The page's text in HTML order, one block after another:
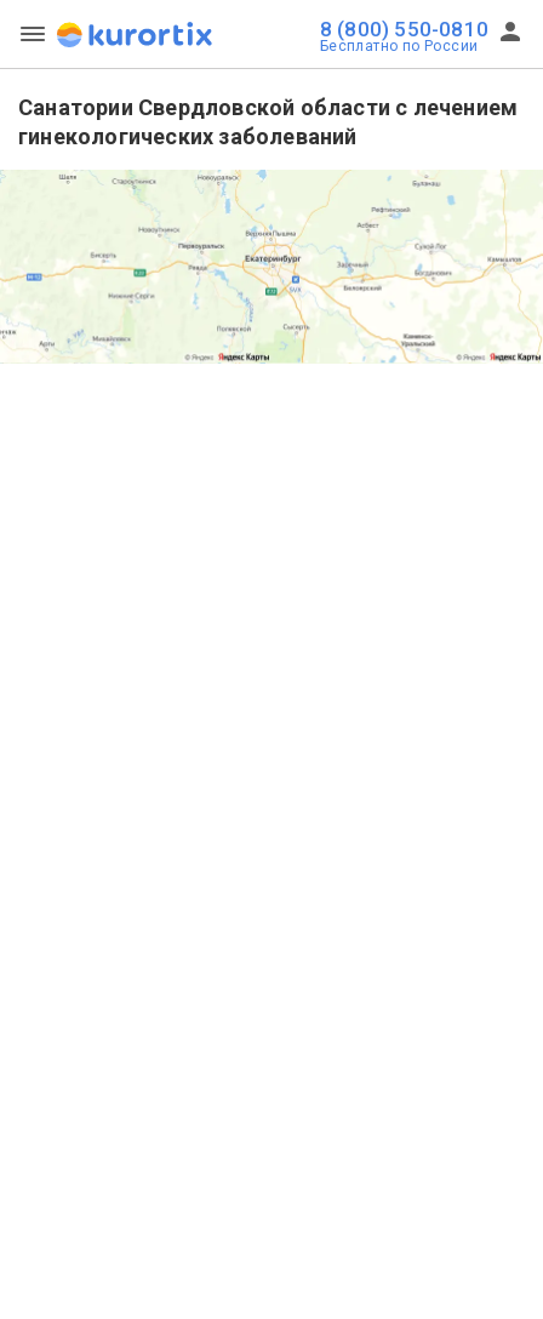
8 (800) 550-0810
Бесплатно по России
Санатории Свердловской области с лечением
гинекологических заболеваний